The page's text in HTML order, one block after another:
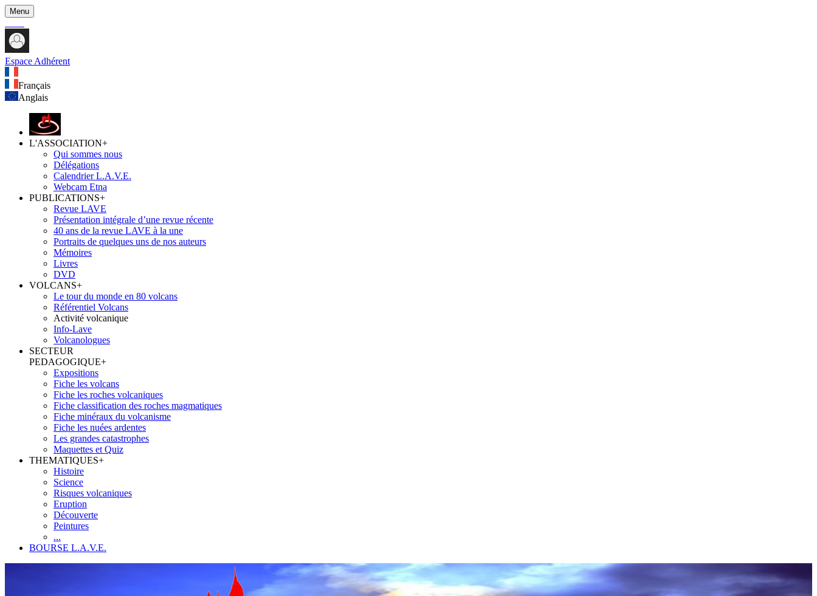
Menu
Espace Adhérent
Français
Anglais
L'ASSOCIATION+
Qui sommes nous
Délégations
Calendrier L.A.V.E.
Webcam Etna
PUBLICATIONS+
Revue LAVE
Présentation intégrale d’une revue récente
40 ans de la revue LAVE à la une
Portraits de quelques uns de nos auteurs
Mémoires
Livres
DVD
VOLCANS+
Le tour du monde en 80 volcans
Référentiel Volcans
Activité volcanique
Info-Lave
Volcanologues
SECTEUR
PEDAGOGIQUE+
Expositions
Fiche les volcans
Fiche les roches volcaniques
Fiche classification des roches magmatiques
Fiche minéraux du volcanisme
Fiche les nuées ardentes
Les grandes catastrophes
Maquettes et Quiz
THEMATIQUES+
Histoire
Science
Risques volcaniques
Eruption
Découverte
Peintures
...
BOURSE L.A.V.E.